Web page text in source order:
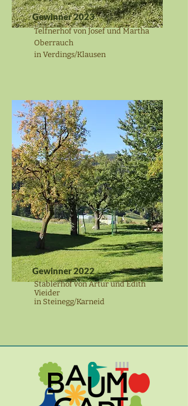
Gewinner 2023
Telfnerhof von Josef und Martha
Oberrauch
in Verdings/Klausen
Gewinner 2022
Stablerhof von Artur und Edith
Vieider
in Steinegg/Karneid